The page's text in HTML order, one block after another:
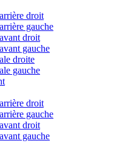
droit
gauche
droit
gauche
droite
gauche
droit
gauche
droit
gauche